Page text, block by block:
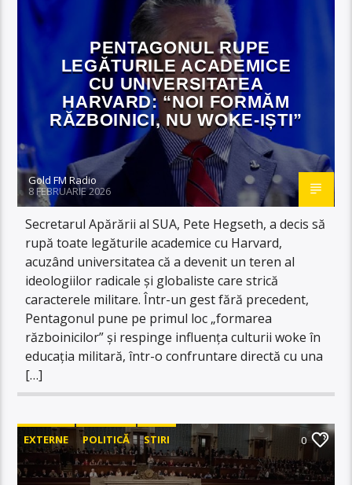
PENTAGONUL RUPE
LEGĂTURILE ACADEMICE
CU UNIVERSITATEA
HARVARD: “NOI FORMĂM
RĂZBOINICI, NU WOKE-IȘTI”
Gold FM Radio
8 FEBRUARIE 2026
Secretarul Apărării al SUA, Pete Hegseth, a decis să
rupă toate legăturile academice cu Harvard,
acuzând universitatea că a devenit un teren al
ideologiilor radicale și globaliste care strică
caracterele militare. Într-un gest fără precedent,
Pentagonul pune pe primul loc „formarea
războinicilor” și respinge influența culturii woke în
educația militară, într-o confruntare directă cu una
[…]
EXTERNE POLITICĂ STIRI 0